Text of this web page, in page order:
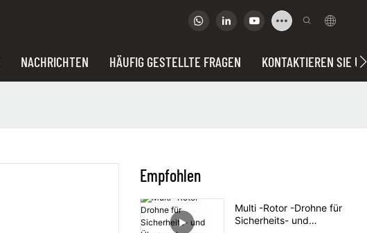
NACHRICHTEN HÄUFIG GESTELLTE FRAGEN KONTAKTIEREN SIE
Empfohlen
Multi -Rotor -Drohne für
Sicherheits- und